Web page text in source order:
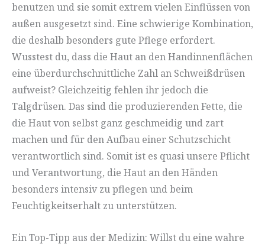
benutzen und sie somit extrem vielen Einflüssen von
außen ausgesetzt sind. Eine schwierige Kombination,
die deshalb besonders gute Pflege erfordert.
Wusstest du, dass die Haut an den Handinnenflächen
eine überdurchschnittliche Zahl an Schweißdrüsen
aufweist? Gleichzeitig fehlen ihr jedoch die
Talgdrüsen. Das sind die produzierenden Fette, die
die Haut von selbst ganz geschmeidig und zart
machen und für den Aufbau einer Schutzschicht
verantwortlich sind. Somit ist es quasi unsere Pflicht
und Verantwortung, die Haut an den Händen
besonders intensiv zu pflegen und beim
Feuchtigkeitserhalt zu unterstützen.
Ein Top-Tipp aus der Medizin: Willst du eine wahre